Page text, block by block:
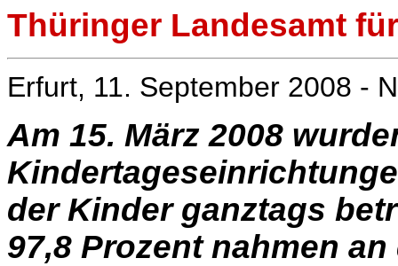
Thüringer Landesamt
Erfurt, 11. September 2008 -
Am 15. März 2008
der Kinder ganztags
97,8 Prozent nahmen